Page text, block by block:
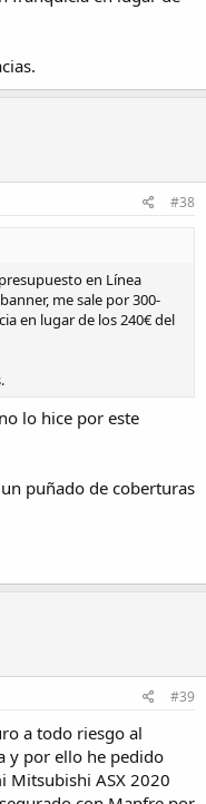
#38
en Línea
me sale por 300-
en lugar de los 240€ del
lo hice por este
puñado de coberturas
#39
a todo riesgo al
y por ello he pedido
Mitsubishi ASX 2020